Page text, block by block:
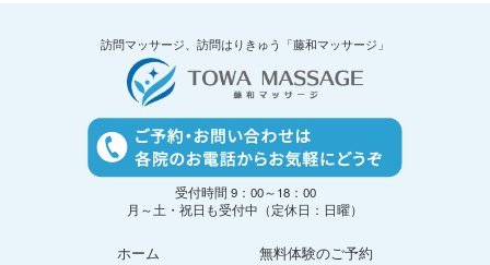
訪問マッサージ、訪問はりきゅう「藤和マッサージ」
受付時間 9：00～18：00
月～土・祝日も受付中（定休日：日曜）
ホーム
無料体験のご予約